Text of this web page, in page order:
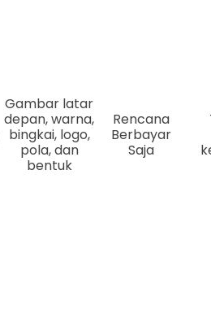
Gambar latar
depan, warna,
bingkai, logo,
pola, dan
bentuk
Rencana
Berbayar
Saja